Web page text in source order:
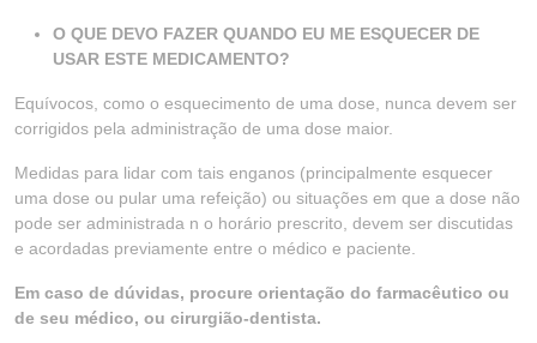
O QUE DEVO FAZER QUANDO EU ME ESQUECER DE
USAR ESTE MEDICAMENTO?
Equívocos, como o esquecimento de uma dose, nunca devem ser
corrigidos pela administração de uma dose maior.
Medidas para lidar com tais enganos (principalmente esquecer
uma dose ou pular uma refeição) ou situações em que a dose não
pode ser administrada n o horário prescrito, devem ser discutidas
e acordadas previamente entre o médico e paciente.
Em caso de dúvidas, procure orientação do farmacêutico ou
de seu médico, ou cirurgião-dentista.